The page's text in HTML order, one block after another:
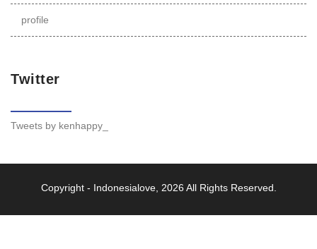
profile
Twitter
Tweets by kenhappy_
Copyright - Indonesialove, 2026 All Rights Reserved.